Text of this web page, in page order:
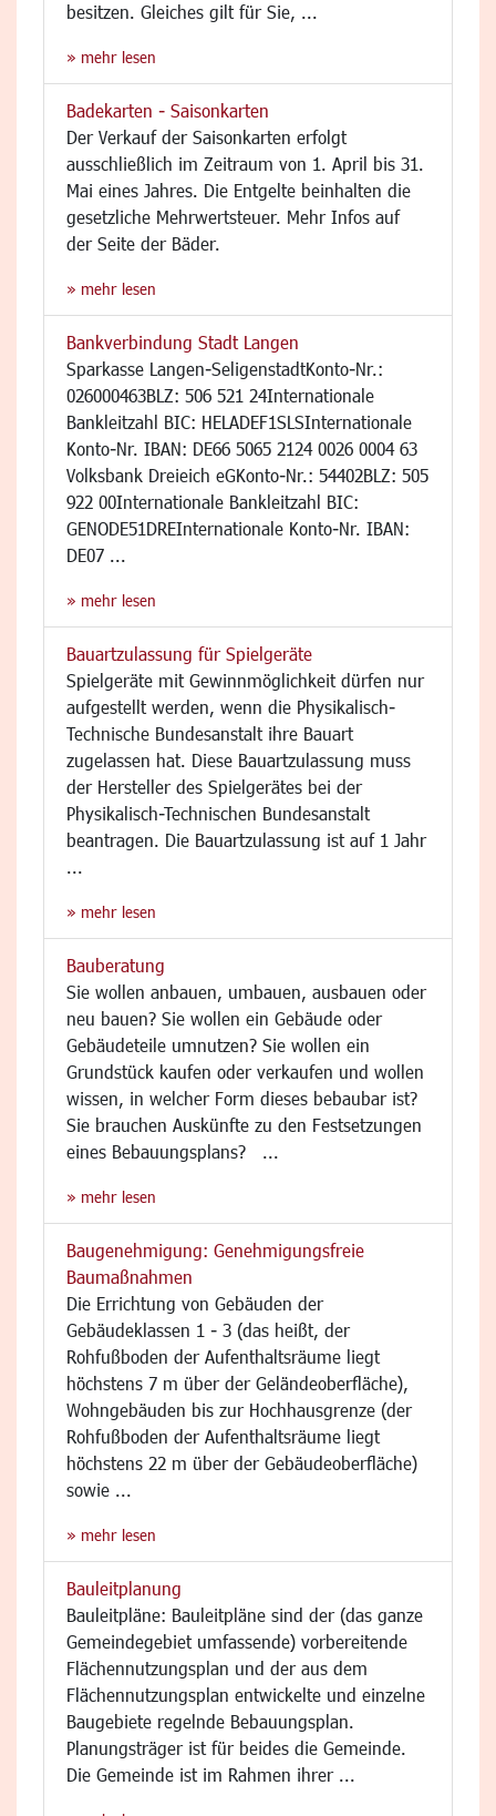
besitzen. Gleiches gilt für Sie, ...
» mehr lesen
Badekarten - Saisonkarten
Der Verkauf der Saisonkarten erfolgt
ausschließlich im Zeitraum von 1. April bis 31.
Mai eines Jahres. Die Entgelte beinhalten die
gesetzliche Mehrwertsteuer. Mehr Infos auf
der Seite der Bäder.
» mehr lesen
Bankverbindung Stadt Langen
Sparkasse Langen-SeligenstadtKonto-Nr.:
026000463BLZ: 506 521 24Internationale
Bankleitzahl BIC: HELADEF1SLSInternationale
Konto-Nr. IBAN: DE66 5065 2124 0026 0004 63
Volksbank Dreieich eGKonto-Nr.: 54402BLZ: 505
922 00Internationale Bankleitzahl BIC:
GENODE51DREInternationale Konto-Nr. IBAN:
DE07 ...
» mehr lesen
Bauartzulassung für Spielgeräte
Spielgeräte mit Gewinnmöglichkeit dürfen nur
aufgestellt werden, wenn die Physikalisch-
Technische Bundesanstalt ihre Bauart
zugelassen hat. Diese Bauartzulassung muss
der Hersteller des Spielgerätes bei der
Physikalisch-Technischen Bundesanstalt
beantragen. Die Bauartzulassung ist auf 1 Jahr
...
» mehr lesen
Bauberatung
Sie wollen anbauen, umbauen, ausbauen oder
neu bauen? Sie wollen ein Gebäude oder
Gebäudeteile umnutzen? Sie wollen ein
Grundstück kaufen oder verkaufen und wollen
wissen, in welcher Form dieses bebaubar ist?
Sie brauchen Auskünfte zu den Festsetzungen
eines Bebauungsplans? ...
» mehr lesen
Baugenehmigung: Genehmigungsfreie
Baumaßnahmen
Die Errichtung von Gebäuden der
Gebäudeklassen 1 - 3 (das heißt, der
Rohfußboden der Aufenthaltsräume liegt
höchstens 7 m über der Geländeoberfläche),
Wohngebäuden bis zur Hochhausgrenze (der
Rohfußboden der Aufenthaltsräume liegt
höchstens 22 m über der Gebäudeoberfläche)
sowie ...
» mehr lesen
Bauleitplanung
Bauleitpläne: Bauleitpläne sind der (das ganze
Gemeindegebiet umfassende) vorbereitende
Flächennutzungsplan und der aus dem
Flächennutzungsplan entwickelte und einzelne
Baugebiete regelnde Bebauungsplan.
Planungsträger ist für beides die Gemeinde.
Die Gemeinde ist im Rahmen ihrer ...